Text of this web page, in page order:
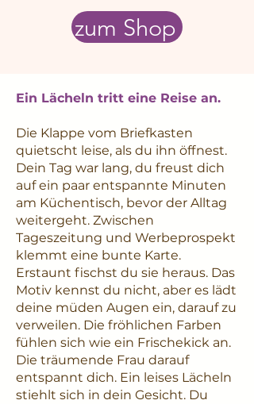
zum Shop
Ein Lächeln tritt eine Reise an.
Die Klappe vom Briefkasten
quietscht leise, als du ihn öffnest.
Dein Tag war lang, du freust dich
auf ein paar entspannte Minuten
am Küchentisch, bevor der Alltag
weitergeht. Zwischen
Tageszeitung und Werbeprospekt
klemmt eine bunte Karte.
Erstaunt fischst du sie heraus. Das
Motiv kennst du nicht, aber es lädt
deine müden Augen ein, darauf zu
verweilen. Die fröhlichen Farben
fühlen sich wie ein Frischekick an.
Die träumende Frau darauf
entspannt dich. Ein leises Lächeln
stiehlt sich in dein Gesicht. Du